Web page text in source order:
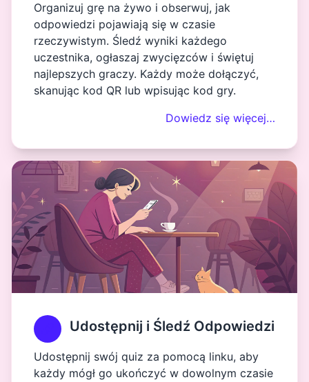
Organizuj grę na żywo i obserwuj, jak
odpowiedzi pojawiają się w czasie
rzeczywistym. Śledź wyniki każdego
uczestnika, ogłaszaj zwycięzców i świętuj
najlepszych graczy. Każdy może dołączyć,
skanując kod QR lub wpisując kod gry.
Dowiedz się więcej…
Udostępnij i Śledź Odpowiedzi
Udostępnij swój quiz za pomocą linku, aby
każdy mógł go ukończyć w dowolnym czasie